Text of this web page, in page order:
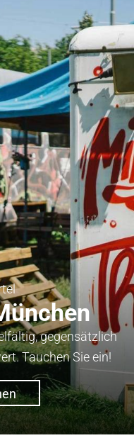
gegensätzlich
Tauchen Sie ein!